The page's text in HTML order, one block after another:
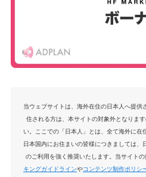
当ウェブサイトは、海外在住の日本人へ提供
住される方は、本サイトの対象外となりま
い。ここでの「日本人」とは、全て海外に在
日本国内にお住まいの皆様につきましては、
のご利用を強く推奨いたします。当サイトの
キングガイドラインやコンテンツ制作ポリシ